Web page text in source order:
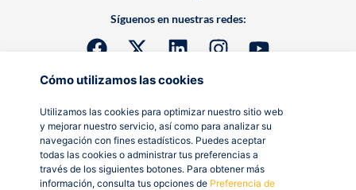
Cómo utilizamos las cookies
Utilizamos las cookies para optimizar nuestro sitio web
y mejorar nuestro servicio, así como para analizar su
navegación con fines estadísticos. Puedes aceptar
todas las cookies o administrar tus preferencias a
través de los siguientes botones. Para obtener más
información, consulta tus opciones de Preferencia de
Síguenos en nuestras redes: